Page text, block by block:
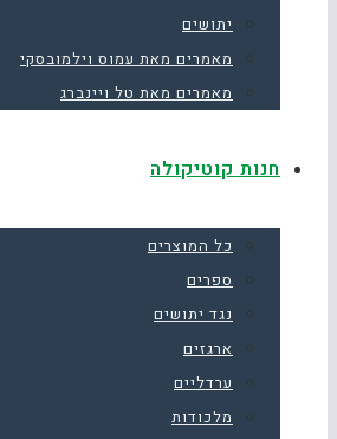
יתושים
מאמרים מאת עמוס וילמובסקי
מאמרים מאת טל ויינברג
חנות קוטיקולה
כל המוצרים
ספרים
נגד יתושים
ארגזים
ערדליים
מלכודות